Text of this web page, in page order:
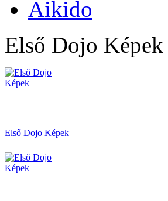
Aikido
Első Dojo Képek
Első Dojo Képek